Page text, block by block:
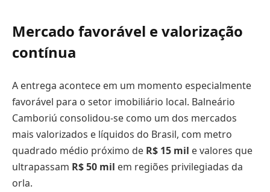
Mercado favorável e valorização
contínua
A entrega acontece em um momento especialmente
favorável para o setor imobiliário local. Balneário
Camboriú consolidou-se como um dos mercados
mais valorizados e líquidos do Brasil, com metro
quadrado médio próximo de R$ 15 mil e valores que
ultrapassam R$ 50 mil em regiões privilegiadas da
orla.